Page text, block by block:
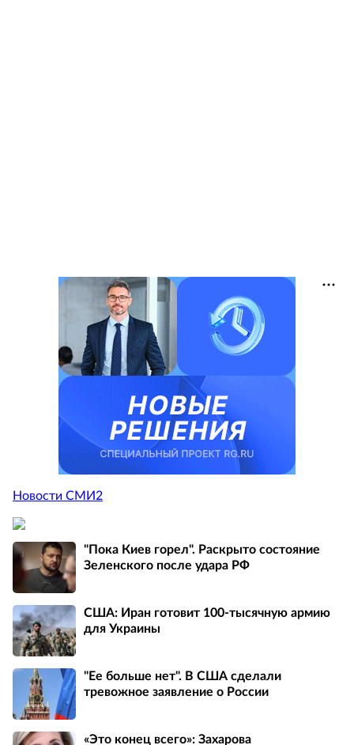
Новости СМИ2
"Пока Киев горел". Раскрыто состояние
Зеленского после удара РФ
США: Иран готовит 100-тысячную армию
для Украины
"Ее больше нет". В США сделали
тревожное заявление о России
«Это конец всего»: Захарова